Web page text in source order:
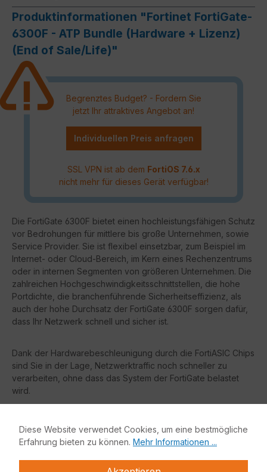
Produktinformationen "Fortinet FortiGate-
6300F - ATP Bundle (Hardware + Lizenz)
(End of Sale/Life)"
Begrenztes Budget? - Fordern Sie
jetzt Ihr attraktives Angebot an!
Individuellen Preis anfragen
SSL VPN ist ab dem FortiOS 7.6.x
nicht mehr für dieses Gerät verfügbar!
Die FortiGate 6300F bietet einen hochleistungsfähigen Schutz
vor Bedrohungen für mittlere bis große Unternehmen, sowie
Service Provider. Sie ist flexibel einsetzbar, zum Beispiel im
Internet- oder Cloud-Bereich, im Kern eines Rechenzentrums
oder in internen Segmenten von größeren Unternehmen. Die
zahlreichen Hochgeschwindigkeitsschnittstellen, die hohe
Portdichte, die branchenführende Sicherheitseffizienz, als
auch der hohe Durchsatz der FortiGate 6300F sorgen dafür,
dass Ihr Netzwerk schnell und sicher ist.
Dank der Hardwarebeschleunigung durch die FortiASIC Chips
sind Sie in der Lage, Netzwerktraffic noch schneller zu
verarbeiten, ohne dass das System der FortiGate belastet
wird.
Firewalls als auch für WAN Edge Infrastruktur
Diese Website verwendet Cookies, um eine bestmögliche
Erfahrung bieten zu können. Mehr Informationen ...